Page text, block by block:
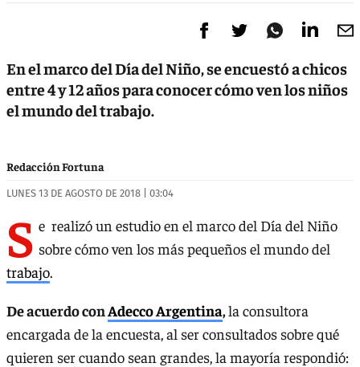
En el marco del Día del Niño, se encuestó a chicos
entre 4 y 12 años para conocer cómo ven los niños
el mundo del trabajo.
Redacción Fortuna
LUNES 13 DE AGOSTO DE 2018 | 03:04
S e realizó un estudio en el marco del Día del Niño
sobre cómo ven los más pequeños el mundo del
trabajo.
De acuerdo conAdecco Argentina,la consultora
encargada de la encuesta, al ser consultados sobre qué
quieren ser cuando sean grandes, la mayoría respondió: